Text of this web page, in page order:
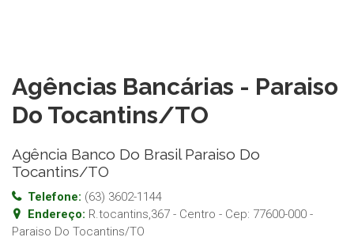
Agências Bancárias - Paraiso
Do Tocantins/TO
Agência Banco Do Brasil Paraiso Do
Tocantins/TO
Telefone: (63) 3602-1144
Endereço: R.tocantins,367 - Centro - Cep: 77600-000 -
Paraiso Do Tocantins/TO